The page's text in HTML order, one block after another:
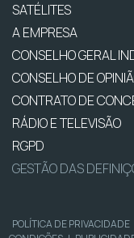
SATÉLITES
A EMPRESA
CONSELHO GERAL
CONSELHO DE
CONTRATO DE
RÁDIO E TELEVISÃO
RGPD
GESTÃO DAS
POLÍTICA DE PRIVACIDADE